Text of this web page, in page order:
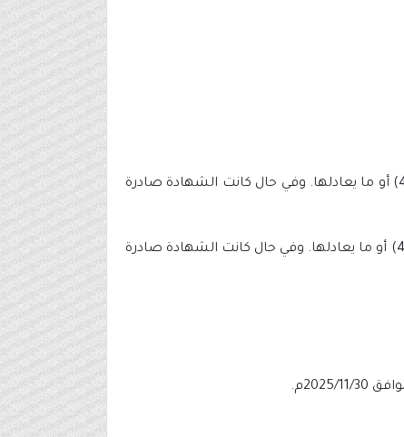
درجة البكالوريوس في تخصص (علوم الحاسب) أو ما يعادلها بمعدل تراكمي لا يقل عن تقدير جيد (3 من 5) أو (2.5 من 4) أو ما يعادلها. وفي حال كانت الشهادة صادرة
درجة البكالوريوس في تخصص (الأمن السيبراني) أو ما يعادلها بمعدل تراكمي لا يقل عن تقدير جيد (3 من 5) أو (2.5 من 4) أو ما يعادلها. وفي حال كانت الشهادة صادرة